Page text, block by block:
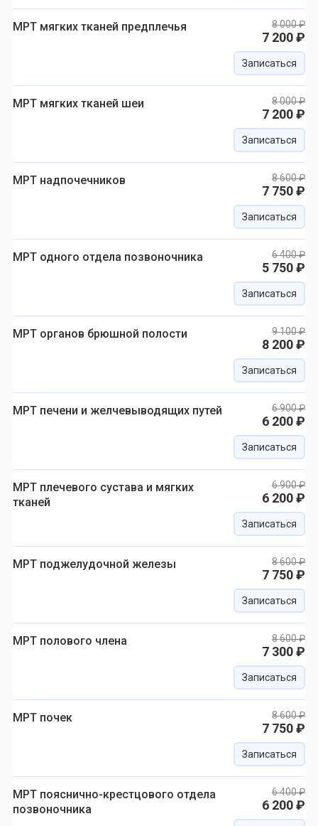
МРТ мягких тканей предплечья 8 000 ₽
7 200 ₽
Записаться
МРТ мягких тканей шеи 8 000 ₽
7 200 ₽
Записаться
МРТ надпочечников 8 600 ₽
7 750 ₽
Записаться
МРТ одного отдела позвоночника 6 400 ₽
5 750 ₽
Записаться
МРТ органов брюшной полости 9 100 ₽
8 200 ₽
Записаться
МРТ печени и желчевыводящих путей 6 900 ₽
6 200 ₽
Записаться
МРТ плечевого сустава и мягких
тканей
6 900 ₽
6 200 ₽
Записаться
МРТ поджелудочной железы 8 600 ₽
7 750 ₽
Записаться
МРТ полового члена 8 600 ₽
7 300 ₽
Записаться
МРТ почек 8 600 ₽
7 750 ₽
Записаться
МРТ пояснично-крестцового отдела
позвоночника
6 400 ₽
6 200 ₽